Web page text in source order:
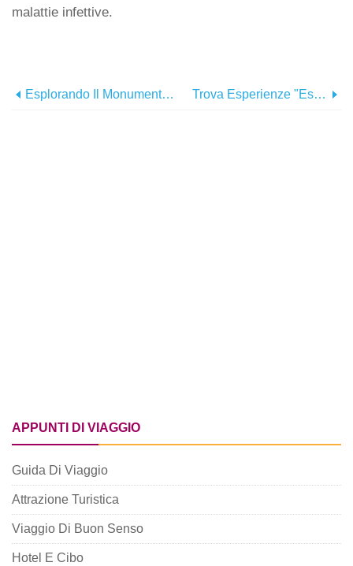
malattie infettive.
Esplorando Il Monumento Nazionale Da Sabbia A Neve Trova Esperienze "Esclusivamente Oasis" A Greater Palm Springs
APPUNTI DI VIAGGIO
Guida Di Viaggio
Attrazione Turistica
Viaggio Di Buon Senso
Hotel E Cibo